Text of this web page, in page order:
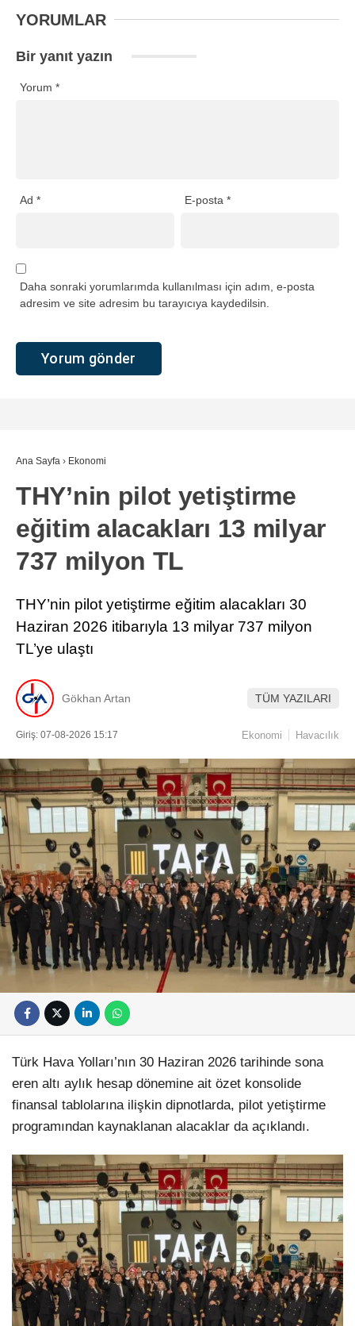
YORUMLAR
Bir yanıt yazın
Yorum *
Ad * E-posta*
Daha sonraki yorumlarımda kullanılması için adım, e-posta
adresim ve site adresim bu tarayıcıya kaydedilsin.
Ana Sayfa › Ekonomi
THY’nin pilot yetiştirme
eğitim alacakları 13 milyar
737 milyon TL
THY’nin pilot yetiştirme eğitim alacakları 30
Haziran 2026 itibarıyla 13 milyar 737 milyon
TL’ye ulaştı
Gökhan Artan TÜM YAZILARI
Giriş: 07-08-2026 15:17 Ekonomi Havacılık
Türk Hava Yolları’nın 30 Haziran 2026 tarihinde sona
eren altı aylık hesap dönemine ait özet konsolide
finansal tablolarına ilişkin dipnotlarda, pilot yetiştirme
programından kaynaklanan alacaklar da açıklandı.